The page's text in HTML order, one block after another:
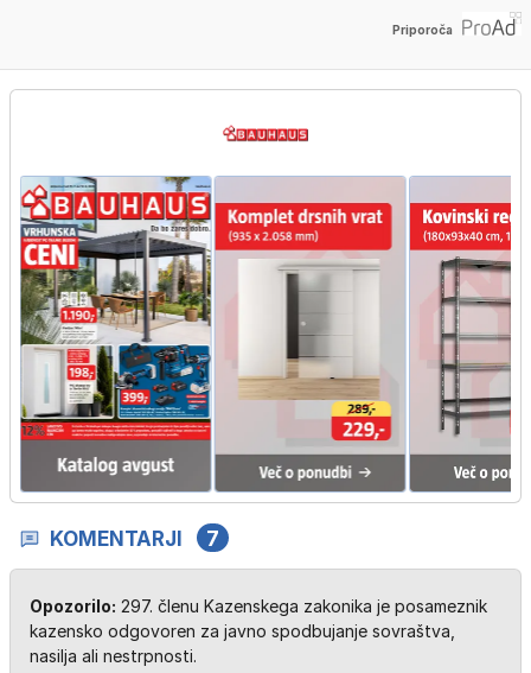
Priporoča
KOMENTARJI 7
Opozorilo: 297. členu Kazenskega zakonika je posameznik
kazensko odgovoren za javno spodbujanje sovraštva,
nasilja ali nestrpnosti.